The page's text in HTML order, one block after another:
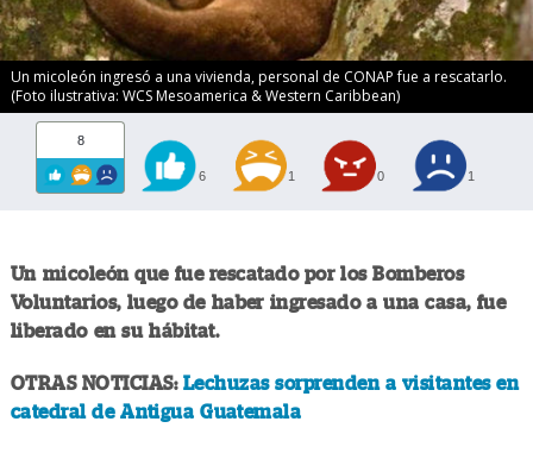
Un micoleón ingresó a una vivienda, personal de CONAP fue a rescatarlo.
(Foto ilustrativa: WCS Mesoamerica & Western Caribbean)
8
6 1 0 1
Un micoleón que fue rescatado por los Bomberos
Voluntarios, luego de haber ingresado a una casa, fue
liberado en su hábitat.
OTRAS NOTICIAS: Lechuzas sorprenden a visitantes en
catedral de Antigua Guatemala